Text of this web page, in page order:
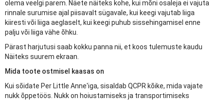
olema veelgi parem. Näete näiteks kohe, kui mõni osaleja ei vajuta
rinnale surumise ajal piisavalt sügavale, kui keegi vajutab liiga
kiiresti või liiga aeglaselt, kui keegi puhub sissehingamisel enne
palju või liiga vähe õhku.
Pärast harjutusi saab kokku panna nii, et koos tulemuste kaudu
Näiteks suurem ekraan.
Mida toote ostmisel kaasas on
Kui sõidate Per Little Anne'iga, sisaldab QCPR kõike, mida vajate
nukk õppetöös. Nukk on hoiustamiseks ja transportimiseks